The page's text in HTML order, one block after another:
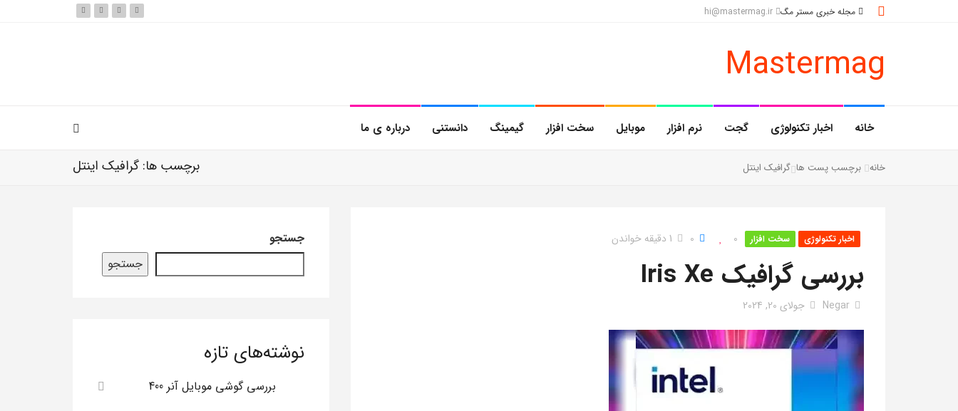
مجله خبری مستر مگ
Mastermag
خانه اخبار تکنولوژی گجت نرم افزار موبایل سخت افزار گیمینگ دانستنی درباره ی ما
برچسب ها: گرافیک اینتل خانه برچسب پست ها گرافیک اینتل
اخبار تکنولوژی سخت افزار 0
0 1 دقیقه خواندن
بررسی گرافیک Iris Xe
Negar جولای 20, 2024
جستجو
جستجو
نوشته‌های تازه
بررسی گوشی موبایل آنر 400